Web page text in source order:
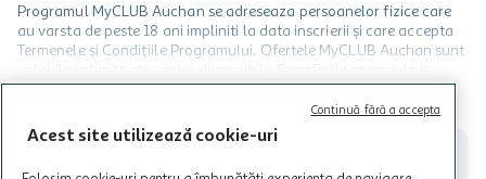
Programul MyCLUB Auchan se adreseaza persoanelor fizice care
au varsta de peste 18 ani impliniti la data inscrierii și care accepta
Termenele și Condițiile Programului. Ofertele MyCLUB Auchan sunt
limita a 12 unitati / card client o singura data in perioada promotiei.
Cardul poate fi utilizat doar in legatura cu magazinele Auchan
participante și pentru acțiuni promotionale indicate de Auchan si
Acest site utilizează cookie-uri
Continuă fără a accepta